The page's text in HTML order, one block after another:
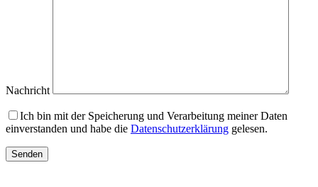
Nachricht
Ich bin mit der Speicherung und Verarbeitung meiner Daten
einverstanden und habe die Datenschutzerklärung gelesen.